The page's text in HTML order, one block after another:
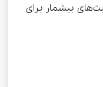
در البرز داشته باشیم. به امید موفقیت‌های بیشمار برای